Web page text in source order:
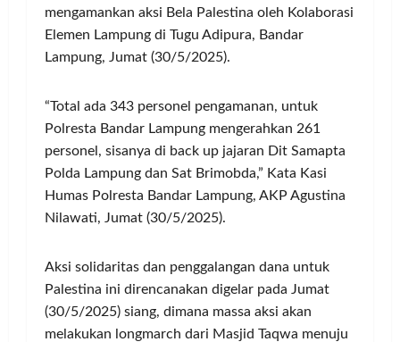
mengamankan aksi Bela Palestina oleh Kolaborasi
Elemen Lampung di Tugu Adipura, Bandar
Lampung, Jumat (30/5/2025).
“Total ada 343 personel pengamanan, untuk
Polresta Bandar Lampung mengerahkan 261
personel, sisanya di back up jajaran Dit Samapta
Polda Lampung dan Sat Brimobda,” Kata Kasi
Humas Polresta Bandar Lampung, AKP Agustina
Nilawati, Jumat (30/5/2025).
Aksi solidaritas dan penggalangan dana untuk
Palestina ini direncanakan digelar pada Jumat
(30/5/2025) siang, dimana massa aksi akan
melakukan longmarch dari Masjid Taqwa menuju